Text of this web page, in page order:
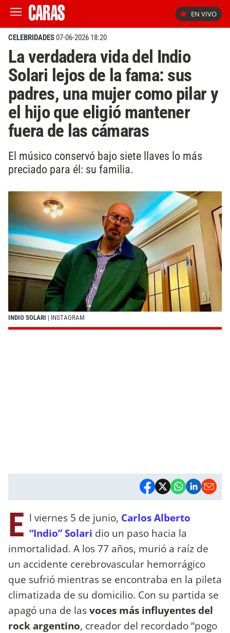
EN VIVO
CELEBRIDADES07-06-2026 18:20
La verdadera vida del Indio
Solari lejos de la fama: sus
padres, una mujer como pilar y
el hijo que eligió mantener
fuera de las cámaras
El músico conservó bajo siete llaves lo más
preciado para él: su familia.
INDIO SOLARI | INSTAGRAM
E l viernes 5 de junio, Carlos Alberto
“Indio” Solari dio un paso hacia la
inmortalidad. A los 77 años, murió a raíz de
un accidente cerebrovascular hemorrágico
que sufrió mientras se encontraba en la pileta
climatizada de su domicilio. Con su partida se
apagó una de lasvoces más influyentes del
rock argentino, creador del recordado “pogo